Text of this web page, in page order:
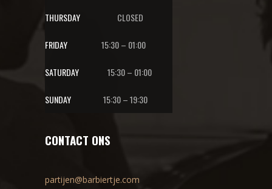
THURSDAY CLOSED
FRIDAY 15:30 – 01:00
SATURDAY 15:30 – 01:00
SUNDAY 15:30 – 19:30
CONTACT ONS
partijen@barbiertje.com